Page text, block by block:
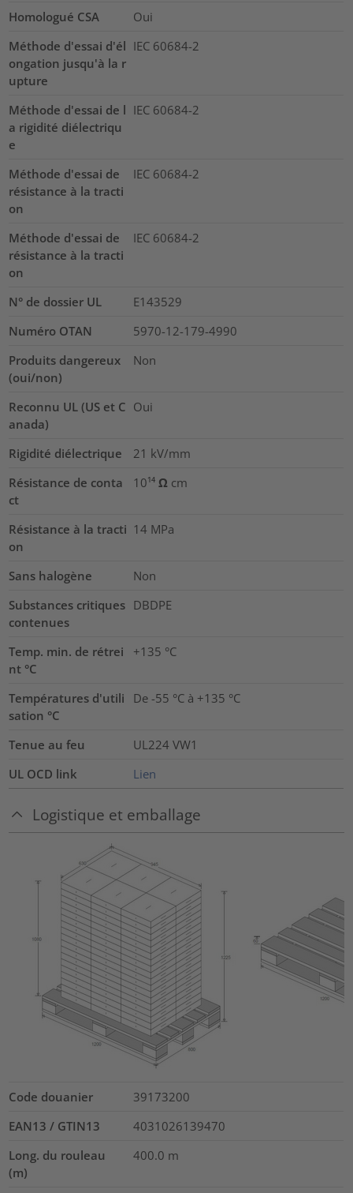
Homologué CSA
Oui
Méthode d'essai d'él
ongation jusqu'à la r
upture
IEC 60684-2
Méthode d'essai de l
a rigidité diélectriqu
e
IEC 60684-2
Méthode d'essai de
résistance à la tracti
on
IEC 60684-2
Méthode d'essai de
résistance à la tracti
on
IEC 60684-2
N° de dossier UL
E143529
Numéro OTAN
5970-12-179-4990
Produits dangereux
(oui/non)
Non
Reconnu UL (US et C
anada)
Oui
Rigidité diélectrique 21 kV/mm
Résistance de conta
ct
10¹⁴ Ω cm
Résistance à la tracti
on
14 MPa
Sans halogène
Non
Substances critiques
contenues
DBDPE
Temp. min. de rétrei
nt °C
+135 °C
Températures d'utili
sation °C
De -55 °C à +135 °C
Tenue au feu
UL224 VW1
UL OCD link
Lien
Logistique et emballage
Code douanier
39173200
EAN13 / GTIN13
4031026139470
Long. du rouleau
(m)
400.0 m